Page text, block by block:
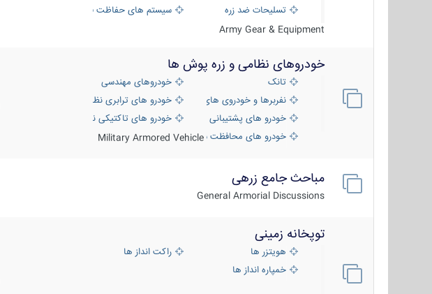
تسلیحات ضد زره
سیستم های حفاظت فعال
Army Gear & Equipment
خودروهای نظامی و زره پوش ها
تانک
خودروهای مهندسی
نفربرها و خودروی های رزمی پیاده نظامخودرو های ترابری نظامی
خودرو های پشتیبانی آتش ، شناسایی و ضد تانک
خودرو های تاکتیکی نظامی
خودرو های محافظت شدهMilitary Armored Vehicle
مباحث جامع زرهی
General Armorial Discussions
توپخانه زمینی
هویتزر ها
راکت انداز ها
خمپاره انداز ها